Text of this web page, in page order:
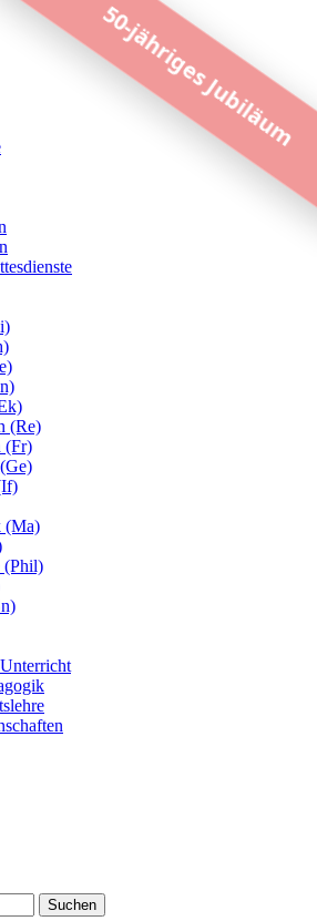
(Re)
(Fr)
(Ma)
(Phil)
50-jähriges Jubiläum
Suchen